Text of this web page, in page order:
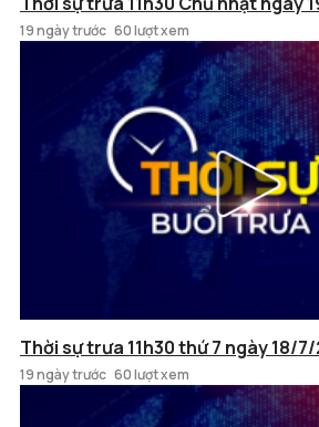
19 ngày trước 60 lượt xem
Thời sự trưa 11h30 thứ 7 ngày 18/
19 ngày trước 60 lượt xem